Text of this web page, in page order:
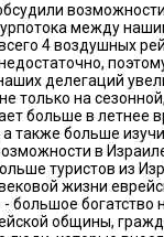
между
4 воздушных
делегаций
только на
больше в летнее
также больше
в
туристов из
жизни
большое богатство
общины,